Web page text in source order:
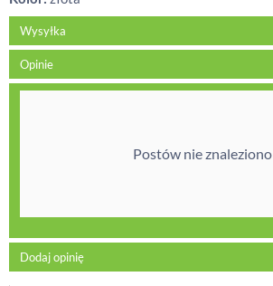
Wysyłka
Opinie
Postów nie znaleziono
Dodaj opinię